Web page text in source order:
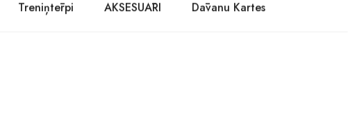
Treniņtērpi AKSESUĀRI Dāvanu Kartes